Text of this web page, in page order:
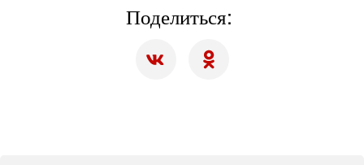
Поделиться: